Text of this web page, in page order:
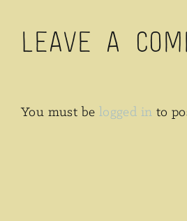
Leave A
You must be logged in to